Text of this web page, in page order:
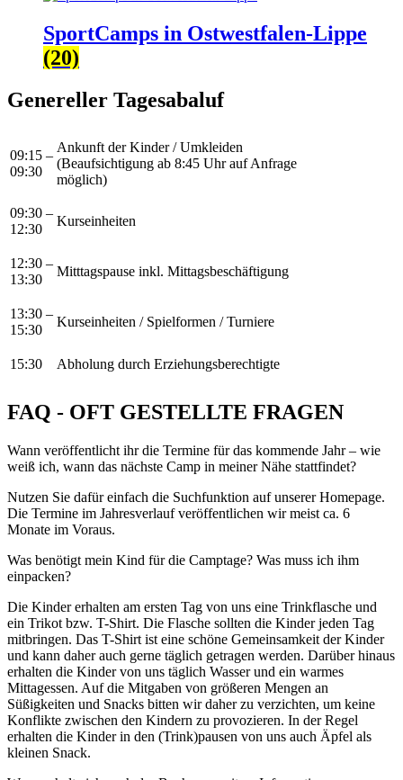
SportCamps in Ostwestfalen-Lippe
(20)
Genereller Tagesabaluf
09:15 –
09:30
Ankunft der Kinder / Umkleiden
(Beaufsichtigung ab 8:45 Uhr auf Anfrage
möglich)
09:30 –
12:30
Kurseinheiten
12:30 –
13:30
Mitttagspause inkl. Mittagsbeschäftigung
13:30 –
15:30
Kurseinheiten / Spielformen / Turniere
15:30 Abholung durch Erziehungsberechtigte
FAQ - OFT GESTELLTE FRAGEN
Wann veröffentlicht ihr die Termine für das kommende Jahr – wie
weiß ich, wann das nächste Camp in meiner Nähe stattfindet?
Nutzen Sie dafür einfach die Suchfunktion auf unserer Homepage.
Die Termine im Jahresverlauf veröffentlichen wir meist ca. 6
Monate im Voraus.
Was benötigt mein Kind für die Camptage? Was muss ich ihm
einpacken?
Die Kinder erhalten am ersten Tag von uns eine Trinkflasche und
ein Trikot bzw. T-Shirt. Die Flasche sollten die Kinder jeden Tag
mitbringen. Das T-Shirt ist eine schöne Gemeinsamkeit der Kinder
und kann daher auch gerne täglich getragen werden. Darüber hinaus
erhalten die Kinder von uns täglich Wasser und ein warmes
Mittagessen. Auf die Mitgaben von größeren Mengen an
Süßigkeiten und Snacks bitten wir daher zu verzichten, um keine
Konflikte zwischen den Kindern zu provozieren. In der Regel
erhalten die Kinder in den (Trink)pausen von uns auch Äpfel als
kleinen Snack.